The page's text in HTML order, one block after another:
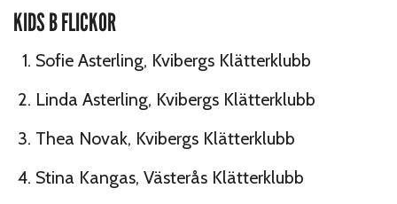
KIDS B FLICKOR
Sofie Asterling, Kvibergs Klätterklubb
Linda Asterling, Kvibergs Klätterklubb
Thea Novak, Kvibergs Klätterklubb
Stina Kangas, Västerås Klätterklubb